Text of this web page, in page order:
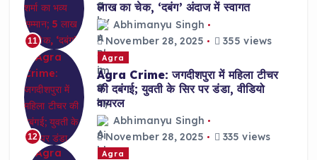
11
लाख का चेक, ‘दबंग’ अंदाज में स्वागत
Abhimanyu Singh
November 28, 2025
355 views
12
Agra
Agra Crime: जगदीशपुरा में महिला टीचर
की दबंगई; युवती के सिर पर डंडा, वीडियो
वायरल
Abhimanyu Singh
November 28, 2025
335 views
Agra